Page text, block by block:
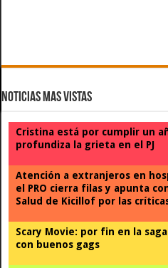
Noticias Mas Vistas
Cristina está por cumplir un
profundiza la grieta en el PJ
Atención a extranjeros en
el PRO cierra filas y apunta
Salud de Kicillof por las
Scary Movie: por fin en la
con buenos gags